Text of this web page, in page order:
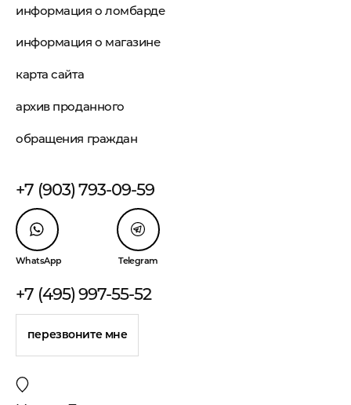
информация о ломбарде
информация о магазине
карта сайта
архив проданного
обращения граждан
+7 (903) 793-09-59
WhatsApp Telegram
+7 (495) 997-55-52
перезвоните мне